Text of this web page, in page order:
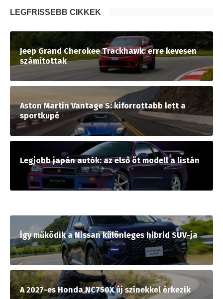
LEGFRISSEBB CIKKEK
Jeep Grand Cherokee Trackhawk: erre kevesen
számítottak
Aston Martin Vantage S: kiforrottabb lett a
sportkupé
Legjobb japán autók: az első öt modell a listán
Így működik a Nissan különleges hibrid SUV-ja
A 2027-es Honda NC750X új színekkel érkezik